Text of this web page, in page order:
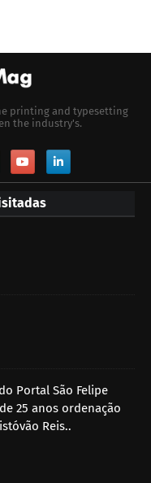
printing and typesetting
the industry's.
Portal São Felipe
25 anos ordenação
Reis..